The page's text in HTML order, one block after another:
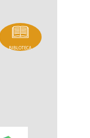
BIBLOTECA